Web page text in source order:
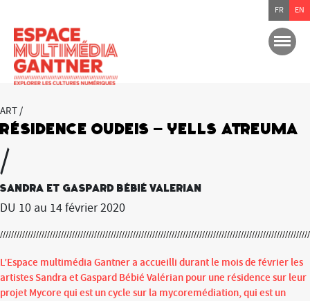
ART /
Résidence OUDEIS – Yells Atreuma
/
Sandra et Gaspard Bébié Valerian
DU 10 au 14 février 2020
L’Espace multimédia Gantner a accueilli durant le mois de février les
artistes Sandra et Gaspard Bébié Valérian pour une résidence sur leur
projet Mycore qui est un cycle sur la mycoremédiation, qui est un
FR EN